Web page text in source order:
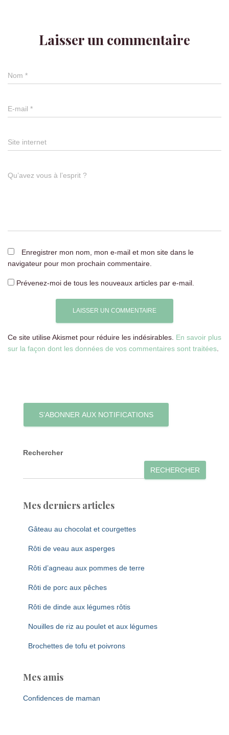
Laisser un commentaire
Nom *
E-mail *
Site internet
Qu’avez vous à l’esprit ?
Enregistrer mon nom, mon e-mail et mon site dans le
navigateur pour mon prochain commentaire.
Prévenez-moi de tous les nouveaux articles par e-mail.
Ce site utilise Akismet pour réduire les indésirables. En savoir plus
sur la façon dont les données de vos commentaires sont traitées
S’ABONNER AUX NOTIFICATIONS
Rechercher
RECHERCHER
Mes derniers articles
Gâteau au chocolat et courgettes
Rôti de veau aux asperges
Rôti d’agneau aux pommes de terre
Rôti de porc aux pêches
Rôti de dinde aux légumes rôtis
Nouilles de riz au poulet et aux légumes
Brochettes de tofu et poivrons
Mes amis
Confidences de maman